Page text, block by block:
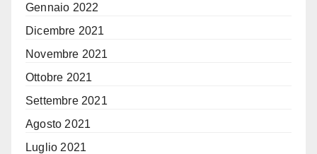
Gennaio 2022
Dicembre 2021
Novembre 2021
Ottobre 2021
Settembre 2021
Agosto 2021
Luglio 2021